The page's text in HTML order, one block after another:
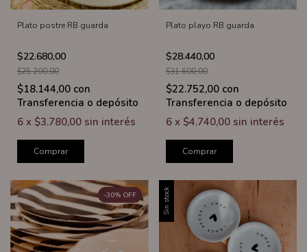
Plato postre RB guarda
$22.680,00
$25.200,00
$18.144,00 con
Transferencia o depósito
6 x $3.780,00 sin interés
Comprar
Plato playo RB guarda
$28.440,00
$31.600,00
$22.752,00 con
Transferencia o depósito
6 x $4.740,00 sin interés
Comprar
-30% OFF Sin stock